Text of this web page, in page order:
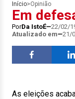
Início>Opinião
Em
PorDa IstoÉ 22/02/
Atualizado em
21/
As eleições